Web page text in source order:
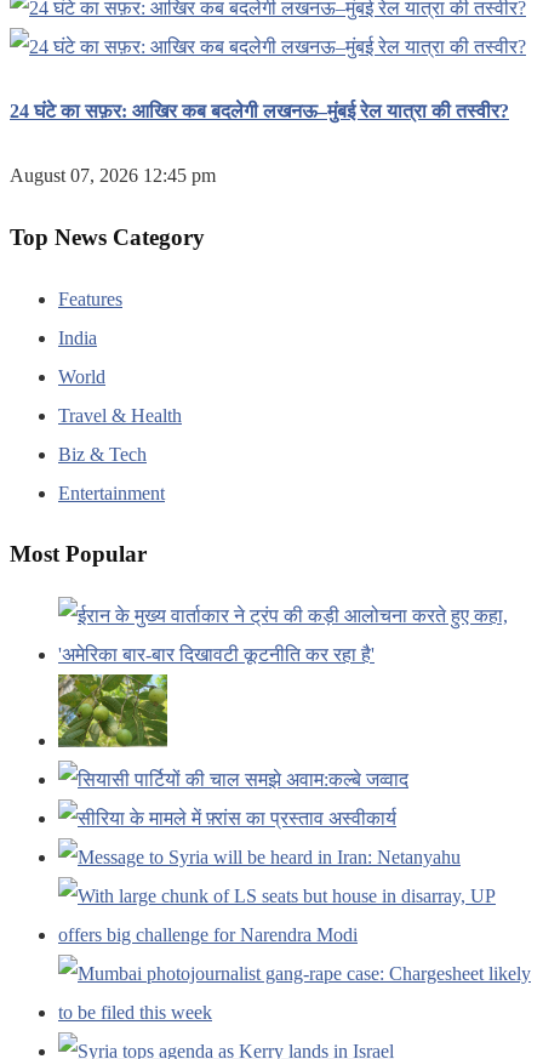
24 घंटे का सफ़र: आखिर कब बदलेगी लखनऊ–मुंबई रेल यात्रा की तस्वीर?
August 07, 2026 12:45 pm
Top News Category
Features
India
World
Travel & Health
Biz & Tech
Entertainment
Most Popular